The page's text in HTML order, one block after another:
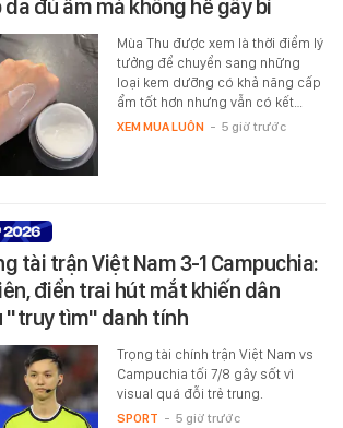
da đủ ẩm mà không hề gây bí
Mùa Thu được xem là thời điểm lý
tưởng để chuyển sang những
loại kem dưỡng có khả năng cấp
ẩm tốt hơn nhưng vẫn có kết…
XEM MUA LUÔN - 5 giờ trước
tài trận Việt Nam 3-1 Campuchia:
điển trai hút mắt khiến dân
"truy tìm" danh tính
Trọng tài chính trận Việt Nam vs
Campuchia tối 7/8 gây sốt vì
visual quá đỗi trẻ trung.
SPORT - 5 giờ trước